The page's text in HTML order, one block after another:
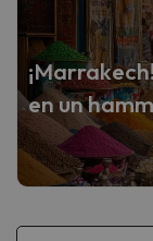
en un